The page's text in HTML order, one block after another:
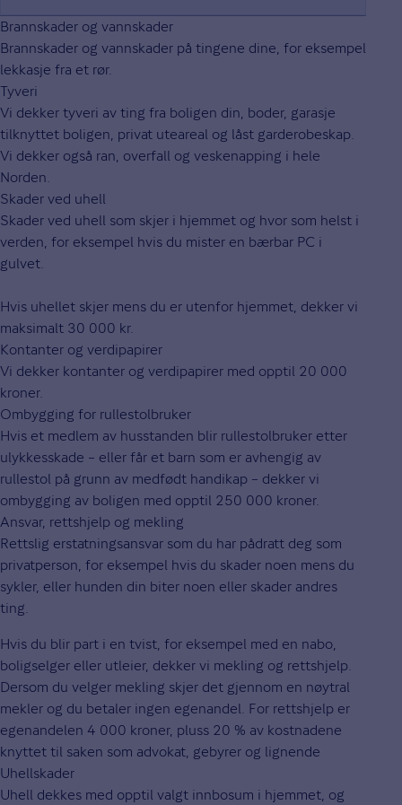
Brannskader og vannskader
Brannskader og vannskader på tingene dine, for eksempel
lekkasje fra et rør.
Tyveri
Vi dekker tyveri av ting fra boligen din, boder, garasje
tilknyttet boligen, privat uteareal og låst garderobeskap.
Vi dekker også ran, overfall og veskenapping i hele
Norden.
Skader ved uhell
Skader ved uhell som skjer i hjemmet og hvor som helst i
verden, for eksempel hvis du mister en bærbar PC i
gulvet.
Hvis uhellet skjer mens du er utenfor hjemmet, dekker vi
maksimalt 30 000 kr.
Kontanter og verdipapirer
Vi dekker kontanter og verdipapirer med opptil 20 000
kroner.
Ombygging for rullestolbruker
Hvis et medlem av husstanden blir rullestolbruker etter
ulykkesskade – eller får et barn som er avhengig av
rullestol på grunn av medfødt handikap – dekker vi
ombygging av boligen med opptil 250 000 kroner.
Ansvar, rettshjelp og mekling
Rettslig erstatningsansvar som du har pådratt deg som
privatperson, for eksempel hvis du skader noen mens du
sykler, eller hunden din biter noen eller skader andres
ting.
Hvis du blir part i en tvist, for eksempel med en nabo,
boligselger eller utleier, dekker vi mekling og rettshjelp.
Dersom du velger mekling skjer det gjennom en nøytral
mekler og du betaler ingen egenandel. For rettshjelp er
egenandelen 4 000 kroner, pluss 20 % av kostnadene
knyttet til saken som advokat, gebyrer og lignende
Uhellskader
Uhell dekkes med opptil valgt innbosum i hjemmet, og